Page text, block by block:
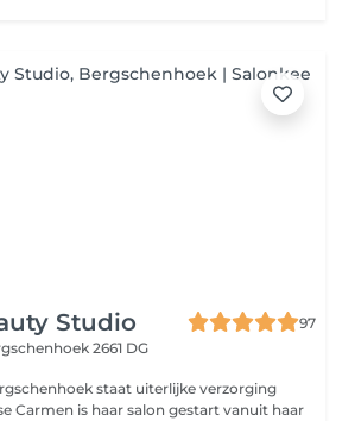
Studio
97
2661 DG
staat uiterlijke verzorging